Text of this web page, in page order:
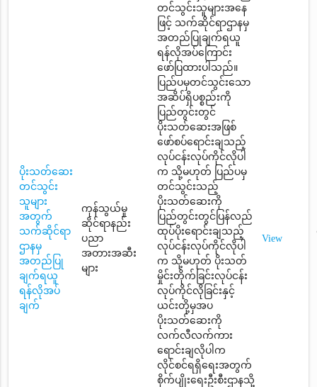
ပိုးသတ်ဆေး
တင်သွင်း
သူများ
အတွက်
သက်ဆိုင်ရာ
ဌာနမှ
အတည်ပြု
ချက်ရယူ
ရန်လိုအပ်
ချက်
ကုန်သွယ်မှု
ဆိုင်ရာနည်း
ပညာ
အတားအဆီး
များ
တင်သွင်းသူများအနေ
ဖြင့် သက်ဆိုင်ရာဌာနမှ
အတည်ပြုချက်ရယူ
ရန်လိုအပ်ကြောင်း
ဖော်ပြထားပါသည်။
ပြည်ပမှတင်သွင်းသော
အဆိပ်ရှိပစ္စည်းကို
ပြည်တွင်းတွင်
ပိုးသတ်ဆေးအဖြစ်
ဖော်စပ်ရောင်းချသည့်
လုပ်ငန်းလုပ်ကိုင်လိုပါ
က သို့မဟုတ် ပြည်ပမှ
တင်သွင်းသည့်
ပိုးသတ်ဆေးကို
ပြည်တွင်းတွင်ပြန်လည်
ထုပ်ပိုးရောင်းချသည့်
လုပ်ငန်းလုပ်ကိုင်လိုပါ
က သို့မဟုတ် ပိုးသတ်
မှိုင်းတိုက်ခြင်းလုပ်ငန်း
လုပ်ကိုင်လိုခြင်းနှင့်
ယင်းတို့မှအပ
ပိုးသတ်ဆေးကို
လက်လီလက်ကား
ရောင်းချလိုပါက
လိုင်စင်ရရှိရေးအတွက်
စိုက်ပျိုးရေးဦးစီးဌာနသို့
View